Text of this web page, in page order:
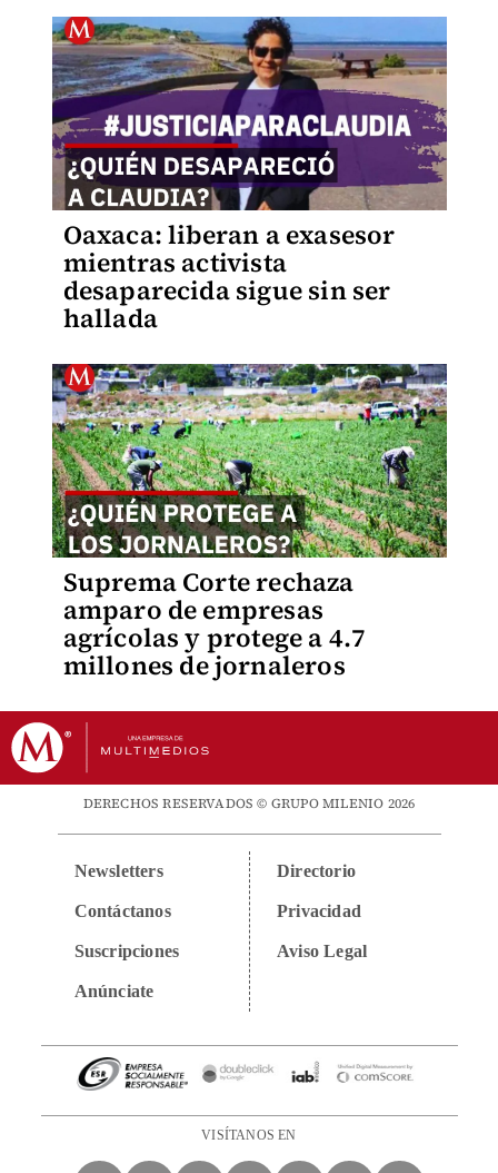
Oaxaca: liberan a exasesor
mientras activista
desaparecida sigue sin ser
hallada
Suprema Corte rechaza
amparo de empresas
agrícolas y protege a 4.7
millones de jornaleros
DERECHOS RESERVADOS © GRUPO MILENIO 2026
Newsletters
Contáctanos
Suscripciones
Anúnciate
Directorio
Privacidad
Aviso Legal
VISÍTANOS EN